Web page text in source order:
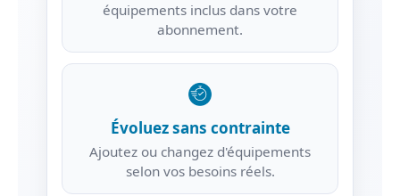
équipements inclus dans votre
abonnement.
Évoluez sans contrainte
Ajoutez ou changez d'équipements
selon vos besoins réels.